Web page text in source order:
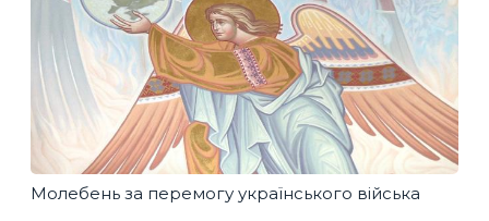
Молебень за перемогу українського війська